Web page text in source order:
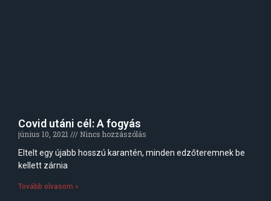
Covid utáni cél: A fogyás
június 10, 2021
Nincs hozzászólás
Eltelt egy újabb hosszú karantén, minden edzőteremnek be
kellett zárnia
Tovább olvasom »